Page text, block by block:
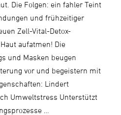
Die Folgen: ein fahler Teint
und frühzeitiger
Zell-Vital-Detox-
aufatmen! Die
und Masken beugen
vor und begeistern mit
Lindert
Umweltstress Unterstützt
…